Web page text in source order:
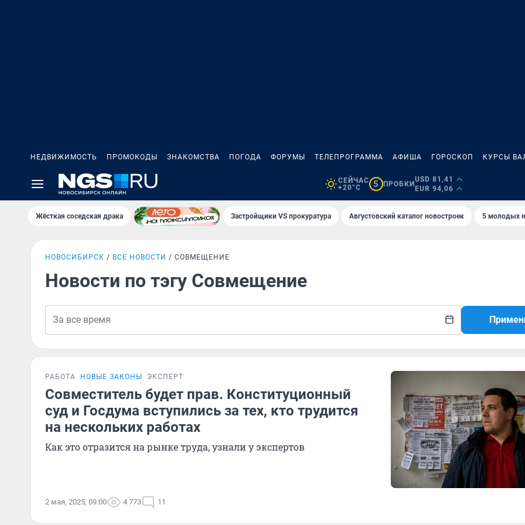
НЕДВИЖИМОСТЬ ПРОМОКОДЫ ЗНАКОМСТВА ПОГОДА ФОРУМЫ ТЕЛЕПРОГРАММА АФИША ГОРОСКОП КУРСЫ
СЕЙЧАС
+20°C
5 ПРОБКИ
USD 81,41
EUR 94,06
Жёсткая соседская драка Застройщики VS прокуратура Августовский каталог новостроек 5 молодых
НОВОСИБИРСК ВСЕ НОВОСТИ СОВМЕЩЕНИЕ
Новости по тэгу Совмещение
РАБОТА НОВЫЕ ЗАКОНЫ ЭКСПЕРТ
Совместитель будет прав. Конституционный
суд и Госдума вступились за тех, кто трудится
на нескольких работах
Как это отразится на рынке труда, узнали у экспертов
2 мая, 2025, 09:00 4 773 11